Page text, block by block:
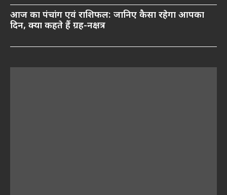
आज का पंचांग एवं राशिफल: जानिए कैसा रहेगा आपका
दिन, क्या कहते हैं ग्रह-नक्षत्र